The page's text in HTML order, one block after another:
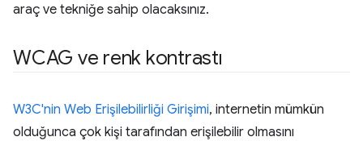
araç ve tekniğe sahip olacaksınız.
WCAG ve renk kontrastı
W3C'nin Web Erişilebilirliği Girişimi, internetin mümkün
olduğunca çok kişi tarafından erişilebilir olmasını